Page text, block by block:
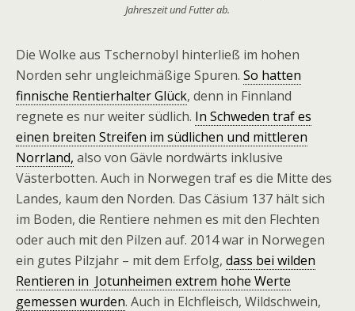
Jahreszeit und Futter ab.
Die Wolke aus Tschernobyl hinterließ im hohen
Norden sehr ungleichmäßige Spuren. So hatten
finnische Rentierhalter Glück, denn in Finnland
regnete es nur weiter südlich. In Schweden traf es
einen breiten Streifen im südlichen und mittleren
Norrland, also von Gävle nordwärts inklusive
Västerbotten. Auch in Norwegen traf es die Mitte des
Landes, kaum den Norden. Das Cäsium 137 hält sich
im Boden, die Rentiere nehmen es mit den Flechten
oder auch mit den Pilzen auf. 2014 war in Norwegen
ein gutes Pilzjahr – mit dem Erfolg, dass bei wilden
Rentieren in Jotunheimen extrem hohe Werte
gemessen wurden. Auch in Elchfleisch, Wildschwein,